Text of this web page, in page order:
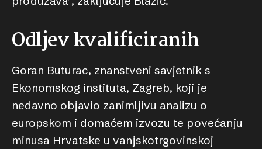
Odljev kvalificiranih
Goran Buturac, znanstveni savjetnik s
Ekonomskog instituta, Zagreb, koji je
nedavno objavio zanimljivu analizu o
europskom i domaćem izvozu te povećanju
minusa Hrvatske u vanjskotrgovinskoj